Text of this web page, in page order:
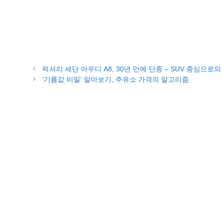
럭셔리 세단 아우디 A8, 30년 만에 단종 – SUV 중심으로
‘기름값 비밀’ 알아보기, 주유소 가격의 알고리즘